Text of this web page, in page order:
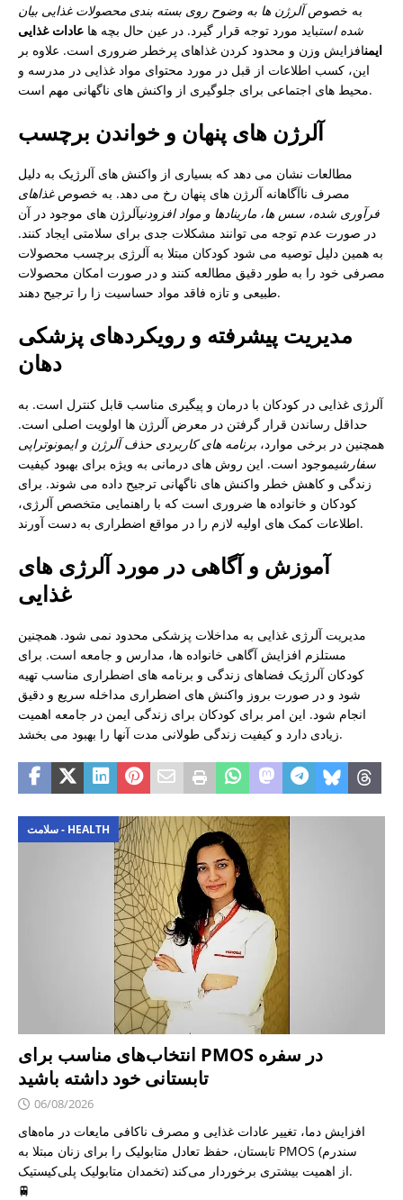
به خصوصآلرژن ها به وضوح روی بسته بندی محصولات غذایی بیان
شده استباید مورد توجه قرار گیرد. در عین حال بچه ها عادات غذایی
ایمنافزایش وزن و محدود کردن غذاهای پرخطر ضروری است. علاوه بر
این، کسب اطلاعات از قبل در مورد محتوای مواد غذایی در مدرسه و
محیط های اجتماعی برای جلوگیری از واکنش های ناگهانی مهم است.
آلرژن های پنهان و خواندن برچسب
مطالعات نشان می دهد که بسیاری از واکنش های آلرژیک به دلیل
مصرف ناآگاهانه آلرژن های پنهان رخ می دهد. به خصوصغذاهای
فرآوری شده، سس ها، مارینادها و مواد افزودنیآلرژن های موجود در آن
در صورت عدم توجه می توانند مشکلات جدی برای سلامتی ایجاد کنند.
به همین دلیل توصیه می شود کودکان مبتلا به آلرژی برچسب محصولات
مصرفی خود را به طور دقیق مطالعه کنند و در صورت امکان محصولات
طبیعی و تازه فاقد مواد حساسیت زا را ترجیح دهند.
مدیریت پیشرفته و رویکردهای پزشکی
دهان
آلرژی غذایی در کودکان با درمان و پیگیری مناسب قابل کنترل است. به
حداقل رساندن قرار گرفتن در معرض آلرژن ها اولویت اصلی است.
همچنین در برخی موارد، برنامه های کاربردی حذف آلرژن و ایمونوتراپی
سفارشیموجود است. این روش های درمانی به ویژه برای بهبود کیفیت
زندگی و کاهش خطر واکنش های ناگهانی ترجیح داده می شوند. برای
کودکان و خانواده ها ضروری است که با راهنمایی متخصص آلرژی،
اطلاعات کمک های اولیه لازم را در مواقع اضطراری به دست آورند.
آموزش و آگاهی در مورد آلرژی های
غذایی
مدیریت آلرژی غذایی به مداخلات پزشکی محدود نمی شود. همچنین
مستلزم افزایش آگاهی خانواده ها، مدارس و جامعه است. برای
کودکان آلرژیک فضاهای زندگی و برنامه های اضطراری مناسب تهیه
شود و در صورت بروز واکنش های اضطراری مداخله سریع و دقیق
انجام شود. این امر برای کودکان برای زندگی ایمن در جامعه اهمیت
زیادی دارد و کیفیت زندگی طولانی مدت آنها را بهبود می بخشد.
سلامت - HEALTH
انتخاب‌های مناسب برای PMOS در سفره
تابستانی خود داشته باشید
06/08/2026
افزایش دما، تغییر عادات غذایی و مصرف ناکافی مایعات در ماه‌های
تابستان، حفظ تعادل متابولیک را برای زنان مبتلا به PMOS (سندرم
تخمدان متابولیک پلی‌کیستیک) از اهمیت بیشتری برخوردار می‌کند.
🚆